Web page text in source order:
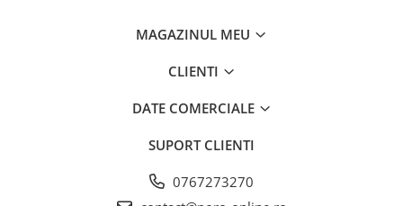
MAGAZINUL MEU
CLIENTI
DATE COMERCIALE
SUPORT CLIENTI
0767273270